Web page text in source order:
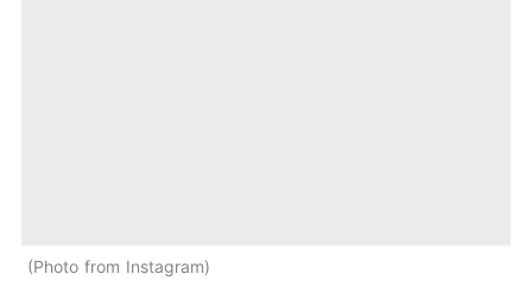
Photo from Instagram